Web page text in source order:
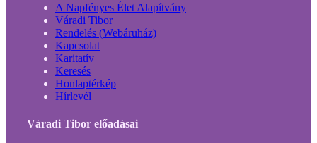
A Napfényes Élet Alapítvány
Váradi Tibor
Rendelés (Webáruház)
Kapcsolat
Karitatív
Keresés
Honlaptérkép
Hírlevél
Váradi Tibor előadásai